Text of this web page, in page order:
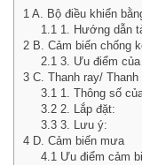
1 A. Bộ điều khiển
1.11. Hướng dẫn
2 B. Cảm biến chống
2.13. Ưu điểm của
3 C. Thanh ray/
3.11. Thông số
3.22. Lắp đặt:
3.33. Lưu ý:
4 D. Cảm biến mưa
4.1Ưu điểm cảm
hiện